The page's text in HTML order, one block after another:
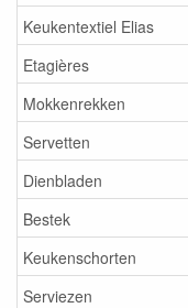
Keukentextiel Elias
Etagières
Mokkenrekken
Servetten
Dienbladen
Bestek
Keukenschorten
Serviezen